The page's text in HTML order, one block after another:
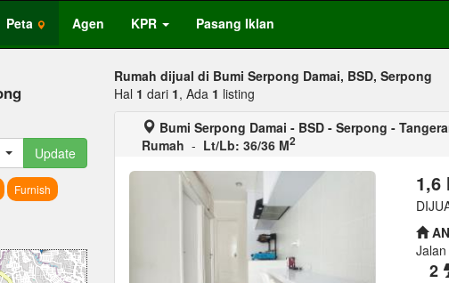
Peta Agen KPR Pasang Iklan
Update
Furnish
Rumah dijual di Bumi Serpong Damai, BSD, Serpong
Hal 1 dari 1, Ada 1 listing
Bumi Serpong Damai - BSD - Serpong -
Rumah - Lt/Lb: 36/36 M2
1,6
2